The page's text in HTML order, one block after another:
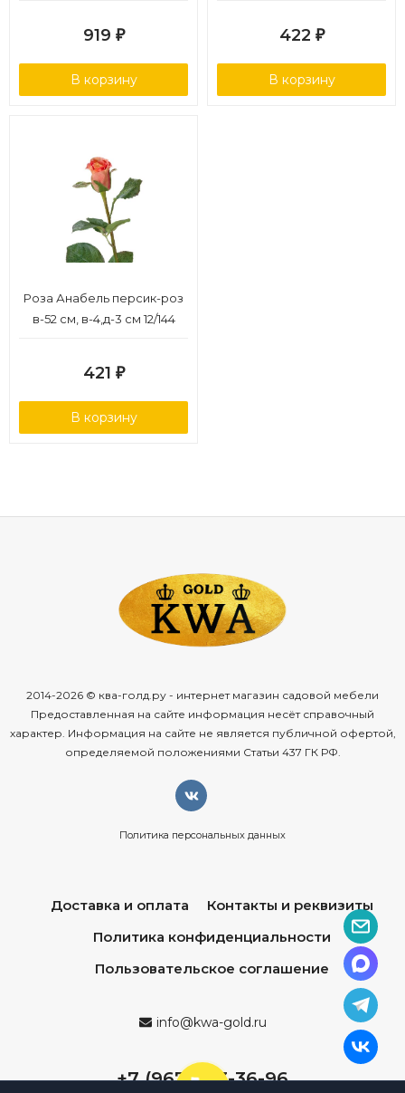
919 ₽
В корзину
422 ₽
В корзину
Роза Анабель персик-роз
в-52 см, в-4,д-3 см 12/144
421 ₽
В корзину
2014-2026 © ква-голд.ру - интернет магазин садовой мебели
Предоставленная на сайте информация несёт справочный
характер. Информация на сайте не является публичной офертой,
определяемой положениями Статьи 437 ГК РФ.
Политика персональных данных
Доставка и оплата
Контакты и реквизиты
Политика конфиденциальности
Пользовательское соглашение
info@kwa-gold.ru
+7 (967) 013-36-96